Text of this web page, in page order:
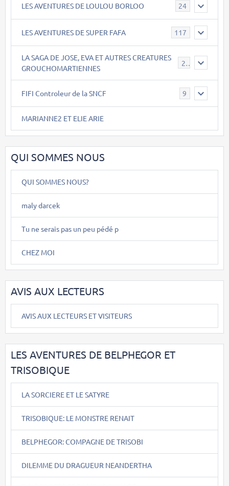
LES AVENTURES DE LOULOU BORLOO 24
LES AVENTURES DE SUPER FAFA 117
LA SAGA DE JOSE, EVA ET AUTRES CREATURES
GROUCHOMARTIENNES
26
FIFI Controleur de la SNCF 9
MARIANNE2 ET ELIE ARIE
QUI SOMMES NOUS
QUI SOMMES NOUS?
maly darcek
Tu ne serais pas un peu pédé p
CHEZ MOI
AVIS AUX LECTEURS
AVIS AUX LECTEURS ET VISITEURS
LES AVENTURES DE BELPHEGOR ET
TRISOBIQUE
LA SORCIERE ET LE SATYRE
TRISOBIQUE: LE MONSTRE RENAIT
BELPHEGOR: COMPAGNE DE TRISOBI
DILEMME DU DRAGUEUR NEANDERTHA